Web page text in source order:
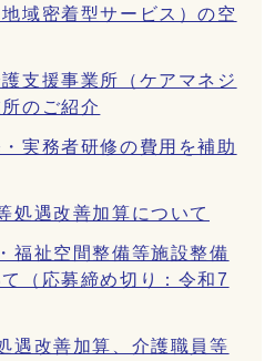
域密着型サービス）の空
支援事業所（ケアマネジ
のご紹介
実務者研修の費用を補助
処遇改善加算について
福祉空間整備等施設整備
（応募締め切り：令和7
遇改善加算、介護職員等